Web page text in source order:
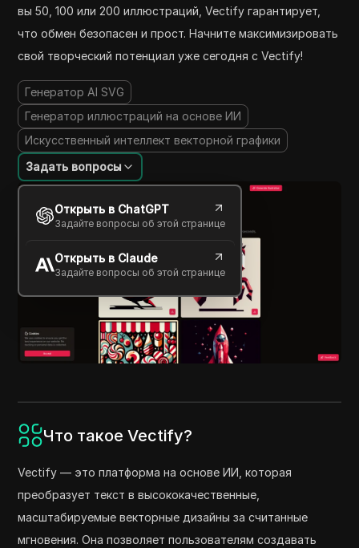
вы 50, 100 или 200 иллюстраций, Vectify гарантирует,
что обмен безопасен и прост. Начните максимизировать
свой творческий потенциал уже сегодня с Vectify!
Генератор AI SVG
Генератор иллюстраций на основе ИИ
Искусственный интеллект векторной графики
Задать вопросы
Открыть в ChatGPT
Задайте вопросы об этой странице
Открыть в Claude
Задайте вопросы об этой странице
Что такое Vectify?
Vectify — это платформа на основе ИИ, которая
преобразует текст в высококачественные,
масштабируемые векторные дизайны за считанные
мгновения. Она позволяет пользователям создавать